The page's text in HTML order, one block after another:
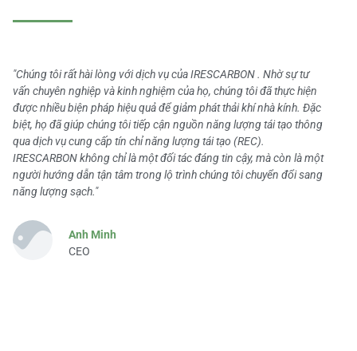
"Chúng tôi rất hài lòng với dịch vụ của IRESCARBON . Nhờ sự tư
vấn chuyên nghiệp và kinh nghiệm của họ, chúng tôi đã thực hiện
được nhiều biện pháp hiệu quả để giảm phát thải khí nhà kính. Đặc
biệt, họ đã giúp chúng tôi tiếp cận nguồn năng lượng tái tạo thông
qua dịch vụ cung cấp tín chỉ năng lượng tái tạo (REC).
IRESCARBON không chỉ là một đối tác đáng tin cậy, mà còn là một
người hướng dẫn tận tâm trong lộ trình chúng tôi chuyển đổi sang
năng lượng sạch."
Anh Minh
CEO